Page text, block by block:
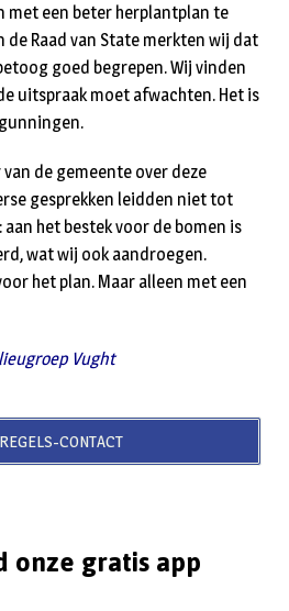
met een beter herplantplan te
de Raad van State merkten wij dat
goed begrepen. Wij vinden
uitspraak moet afwachten. Het is
de gemeente over deze
gesprekken leidden niet tot
het bestek voor de bomen is
wat wij ook aandroegen.
het plan. Maar alleen met een
Vught
CONTACT
onze gratis app